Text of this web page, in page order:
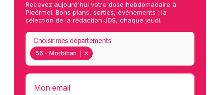
Recevez aujourd'hui votre dose hebdomadaire à
Ploërmel. Bons plans, sorties, événements : la
sélection de la rédaction JDS, chaque jeudi.
56 - Morbihan
Choisir mes départements
Mon email